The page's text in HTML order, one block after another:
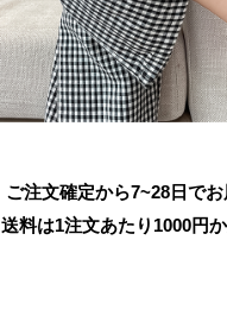
ご注文確定から7~28日で
送料は1注文あたり 1000円